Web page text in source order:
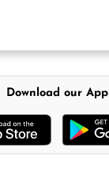
Download our App